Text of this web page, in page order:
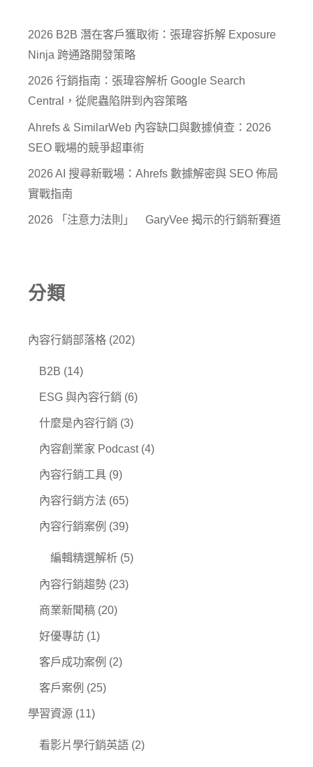
2026 B2B 潛在客戶獲取術：張瑋容拆解 Exposure
Ninja 跨通路開發策略
2026 行銷指南：張瑋容解析 Google Search
Central，從爬蟲陷阱到內容策略
Ahrefs & SimilarWeb 內容缺口與數據偵查：2026
SEO 戰場的競爭超車術
2026 AI 搜尋新戰場：Ahrefs 數據解密與 SEO 佈局
實戰指南
2026 「注意力法則」 GaryVee 揭示的行銷新賽道
分類
內容行銷部落格 (202)
B2B (14)
ESG 與內容行銷 (6)
什麼是內容行銷 (3)
內容創業家 Podcast(4)
內容行銷工具 (9)
內容行銷方法 (65)
內容行銷案例 (39)
編輯精選解析 (5)
內容行銷趨勢 (23)
商業新聞稿 (20)
好優專訪 (1)
客戶成功案例 (2)
客戶案例 (25)
學習資源 (11)
看影片學行銷英語 (2)